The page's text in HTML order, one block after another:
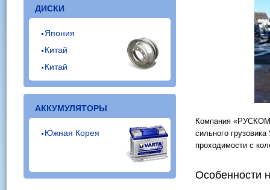
ДИСКИ
Япония
Китай
Китай
АККУМУЛЯТОРЫ
Южная Корея
Компания
сильного
проходимости с
Особенности